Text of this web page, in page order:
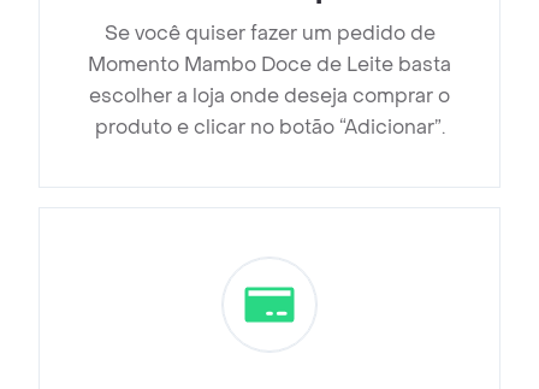
Se você quiser fazer um pedido de
Momento Mambo Doce de Leite basta
escolher a loja onde deseja comprar o
produto e clicar no botão “Adicionar”.